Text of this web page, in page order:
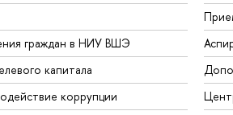
граждан в НИУ ВШЭ
капитала
коррупции